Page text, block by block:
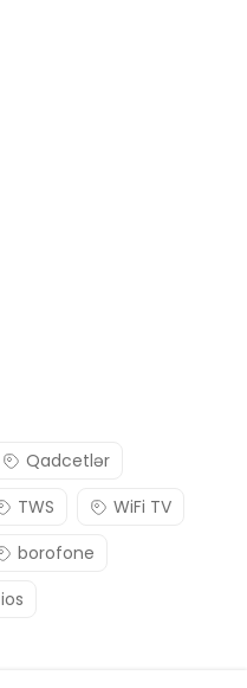
Qadcetlər
TWS
WiFi TV
borofone
ios